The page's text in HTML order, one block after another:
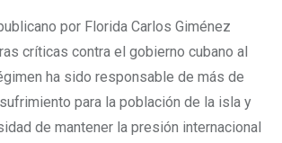
por Florida Carlos Giménez
críticas contra el gobierno cubano al
ha sido responsable de más de
para la población de la isla y
de mantener la presión internacional